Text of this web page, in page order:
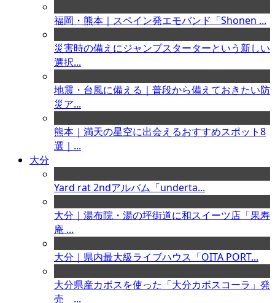
福岡・熊本｜スペイン発エモバンド「Shonen ...
災害時の備えにジャンプスターターという新しい
選択...
地震・台風に備える｜普段から備えておきたい防
災ア...
熊本｜満天の星空に出会えるおすすめスポット8
選｜...
大分
Yard rat 2ndアルバム「underta...
大分｜湯布院・湯の坪街道に和スイーツ店「果寿
庵 ...
大分｜県内最大級ライブハウス「OITA PORT...
大分県産カボスを使った「大分カボスコーラ」発
売 ...